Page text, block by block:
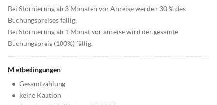
Bei Stornierung ab 3 Monaten vor Anreise werden 30 % des
Buchungspreises fällig.
Bei Stornierung ab 1 Monat vor anreise wird der gesamte
Buchungspreis (100%) fällig.
Mietbedingungen
• Gesamtzahlung
• keine Kaution